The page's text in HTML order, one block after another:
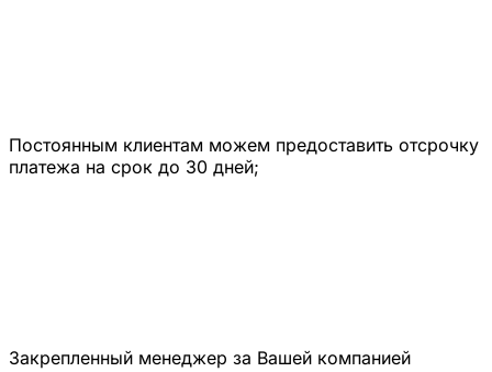
Постоянным клиентам можем предоставить отсрочку
платежа на срок до 30 дней;
Закрепленный менеджер за Вашей компанией